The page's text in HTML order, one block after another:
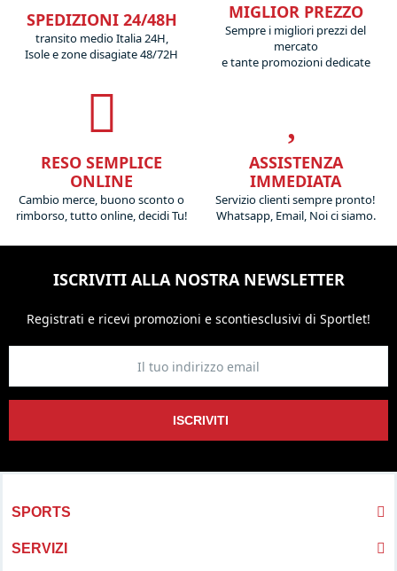
SPEDIZIONI 24/48H
transito medio Italia 24H,
Isole e zone disagiate 48/72H
MIGLIOR PREZZO
Sempre i migliori prezzi del
mercato
e tante promozioni dedicate
RESO SEMPLICE
ONLINE
Cambio merce, buono sconto o
rimborso, tutto online, decidi Tu!
ASSISTENZA
IMMEDIATA
Servizio clienti sempre pronto!
Whatsapp, Email, Noi ci siamo.
ISCRIVITI ALLA NOSTRA NEWSLETTER
Registrati e ricevi promozioni e scontiesclusivi di Sportlet!
ISCRIVITI
SPORTS
SERVIZI